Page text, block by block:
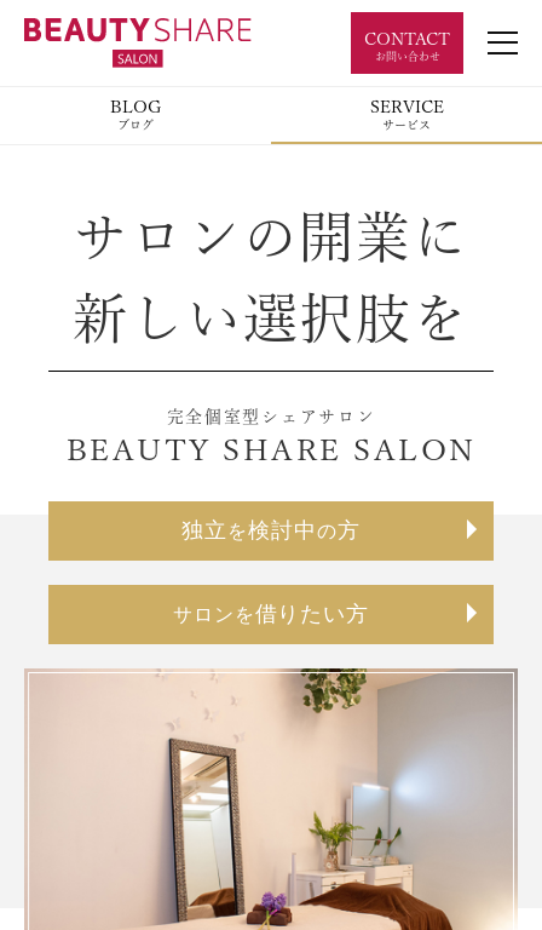
CONTACT
お問い合わせ
BLOG
ブログ
SERVICE
サービス
サロンの開業に
新しい選択肢を
完全個室型シェアサロン
BEAUTY SHARE SALON
独立 を検討中の方
サロンを借りたい方